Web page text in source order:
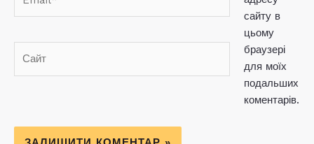
сайту в
цьому
браузері
для моїх
подальших
коментарів.